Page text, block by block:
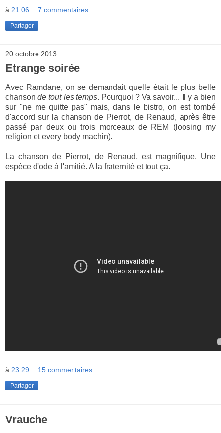
à 21:06 7 commentaires:
Partager
20 octobre 2013
Etrange soirée
Avec Ramdane, on se demandait quelle était le plus belle
chansonde tout les temps. Pourquoi ? Va savoir... Il y a bien
sur "ne me quitte pas" mais, dans le bistro, on est tombé
d'accord sur la chanson de Pierrot, de Renaud, après être
passé par deux ou trois morceaux de REM (loosing my
religion et every body machin).
La chanson de Pierrot, de Renaud, est magnifique. Une
espèce d'ode à l'amitié. A la fraternité et tout ça.
à 23:29 15 commentaires:
Partager
Vrauche